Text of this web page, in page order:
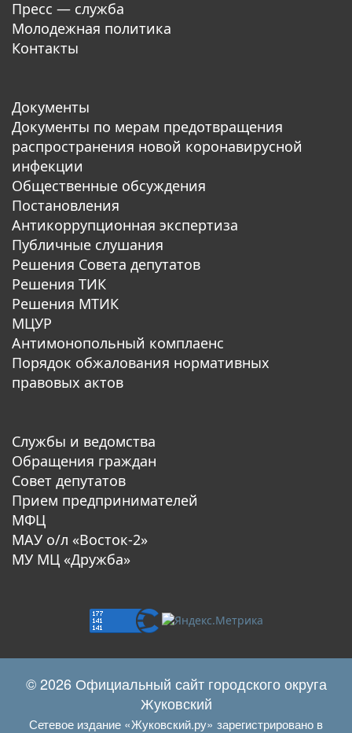
Пресс — служба
Молодежная политика
Контакты
Документы
Документы по мерам предотвращения
распространения новой коронавирусной
инфекции
Общественные обсуждения
Постановления
Антикоррупционная экспертиза
Публичные слушания
Решения Совета депутатов
Решения ТИК
Решения МТИК
МЦУР
Антимонопольный комплаенс
Порядок обжалования нормативных
правовых актов
Службы и ведомства
Обращения граждан
Совет депутатов
Прием предпринимателей
МФЦ
МАУ о/л «Восток-2»
МУ МЦ «Дружба»
© 2026 Официальный сайт городского округа
Жуковский
Сетевое издание «Жуковский.ру» зарегистрировано в